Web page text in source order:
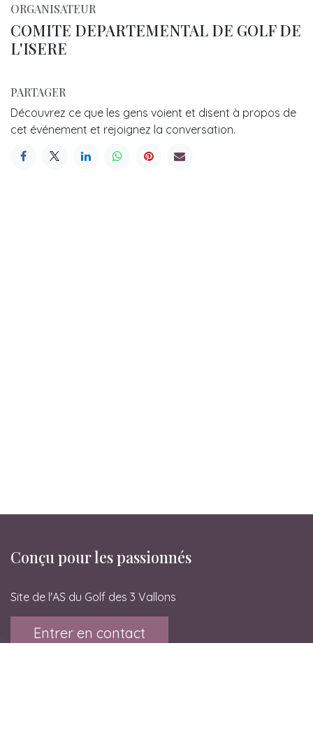
ORGANISATEUR
COMITE DEPARTEMENTAL DE GOLF DE
L'ISERE
PARTAGER
Découvrez ce que les gens voient et disent à propos de
cet événement et rejoignez la conversation.
Conçu pour les passionnés
Site de l'AS du Golf des 3 Vallons
Entrer en contact